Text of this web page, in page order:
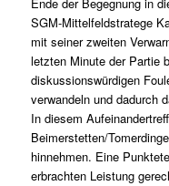
SGM-Mittelfeldstratege
mit seiner zweiten
letzten Minute der Partie
diskussionswürdigen
verwandeln und dadurch
In diesem
Beimerstetten/
hinnehmen. Eine
erbrachten Leistung